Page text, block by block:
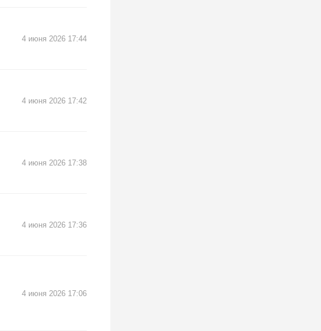
4 июня 2026 17:44
4 июня 2026 17:42
4 июня 2026 17:38
4 июня 2026 17:36
4 июня 2026 17:06